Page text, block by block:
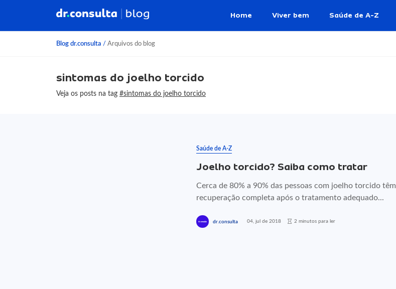
Home Viver bem Saúde de A-Z
Blog dr.consulta / Arquivos do blog
sintomas do joelho torcido
Veja os posts na tag #sintomas do joelho torcido
Saúde de A-Z
Joelho torcido? Saiba como tratar
Cerca de 80% a 90% das pessoas com joelho torcido têm
recuperação completa após o tratamento adequado...
dr.consulta 04, jul de 2018 2 minutos para ler